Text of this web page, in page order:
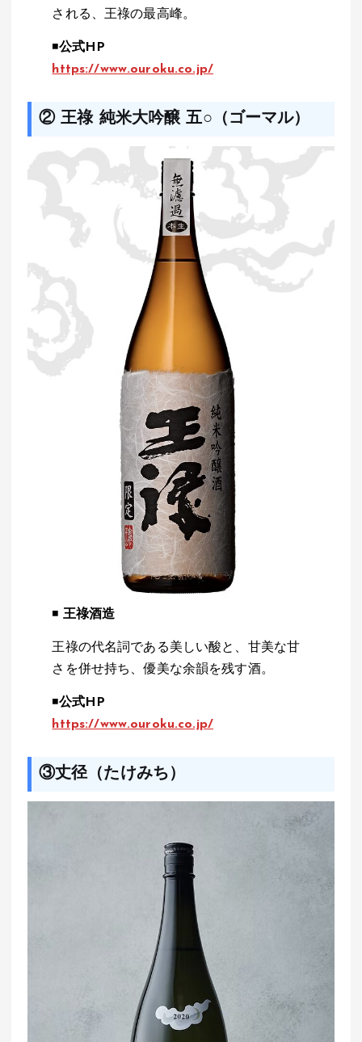
される、王祿の最高峰。
◾️公式HP
https://www.ouroku.co.jp/
② 王祿 純米大吟醸 五○（ゴーマル）
◾️ 王祿酒造
王祿の代名詞である美しい酸と、甘美な甘
さを併せ持ち、優美な余韻を残す酒。
◾️公式HP
https://www.ouroku.co.jp/
③丈径（たけみち）